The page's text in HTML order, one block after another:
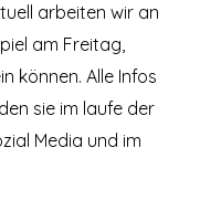
arbeiten wir an
am Freitag,
können. Alle Infos
sie im laufe der
Media und im